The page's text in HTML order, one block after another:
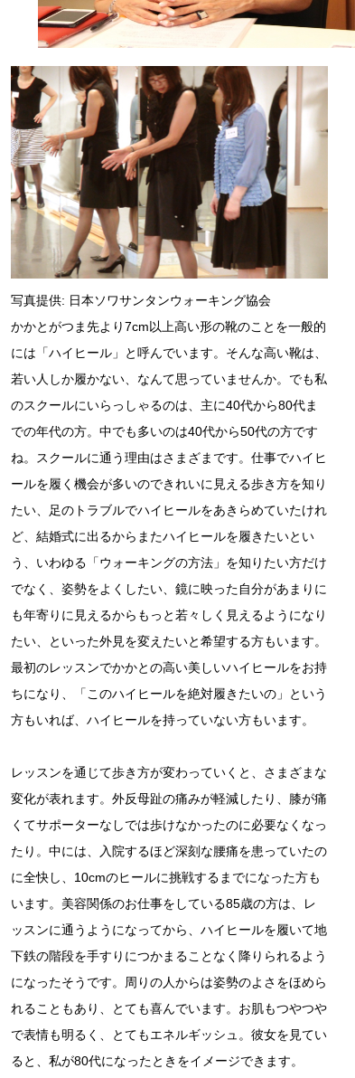
写真提供: 日本ソワサンタンウォーキング協会
かかとがつま先より7cm以上高い形の靴のことを一般的
には「ハイヒール」と呼んでいます。そんな高い靴は、
若い人しか履かない、なんて思っていませんか。でも私
のスクールにいらっしゃるのは、主に40代から80代ま
での年代の方。中でも多いのは40代から50代の方です
ね。スクールに通う理由はさまざまです。仕事でハイヒ
ールを履く機会が多いのできれいに見える歩き方を知り
たい、足のトラブルでハイヒールをあきらめていたけれ
ど、結婚式に出るからまたハイヒールを履きたいとい
う、いわゆる「ウォーキングの方法」を知りたい方だけ
でなく、姿勢をよくしたい、鏡に映った自分があまりに
も年寄りに見えるからもっと若々しく見えるようになり
たい、といった外見を変えたいと希望する方もいます。
最初のレッスンでかかとの高い美しいハイヒールをお持
ちになり、「このハイヒールを絶対履きたいの」という
方もいれば、ハイヒールを持っていない方もいます。
レッスンを通じて歩き方が変わっていくと、さまざまな
変化が表れます。外反母趾の痛みが軽減したり、膝が痛
くてサポーターなしでは歩けなかったのに必要なくなっ
たり。中には、入院するほど深刻な腰痛を患っていたの
に全快し、10cmのヒールに挑戦するまでになった方も
います。美容関係のお仕事をしている85歳の方は、レ
ッスンに通うようになってから、ハイヒールを履いて地
下鉄の階段を手すりにつかまることなく降りられるよう
になったそうです。周りの人からは姿勢のよさをほめら
れることもあり、とても喜んでいます。お肌もつやつや
で表情も明るく、とてもエネルギッシュ。彼女を見てい
ると、私が80代になったときをイメージできます。